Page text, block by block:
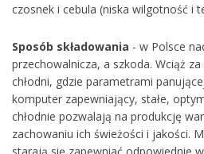
czosnek i cebula (niska wilgotność i
Sposób składowania - w Polsce
przechowalnicza, a szkoda. Wciąż
chłodni, gdzie parametrami
komputer zapewniający, stałe,
chłodnie pozwalają na produkcję
zachowaniu ich świeżości i jakości.